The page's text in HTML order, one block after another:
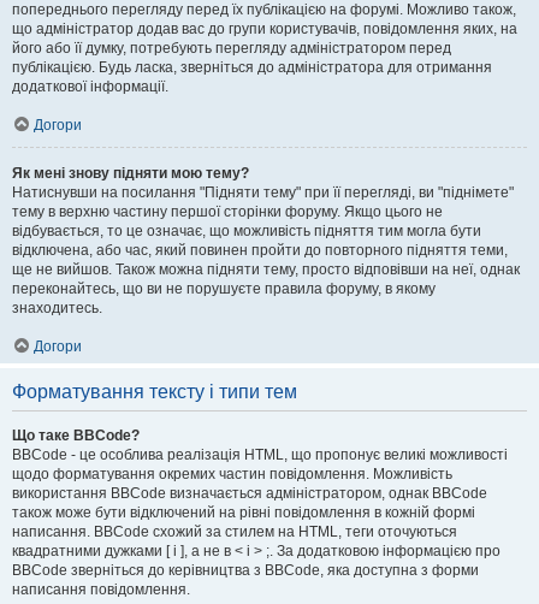
попереднього перегляду перед їх публікацією на форумі. Можливо також,
що адміністратор додав вас до групи користувачів, повідомлення яких, на
його або її думку, потребують перегляду адміністратором перед
публікацією. Будь ласка, зверніться до адміністратора для отримання
додаткової інформації.
Догори
Як мені знову підняти мою тему?
Натиснувши на посилання "Підняти тему" при її перегляді, ви "піднімете"
тему в верхню частину першої сторінки форуму. Якщо цього не
відбувається, то це означає, що можливість підняття тим могла бути
відключена, або час, який повинен пройти до повторного підняття теми,
ще не вийшов. Також можна підняти тему, просто відповівши на неї, однак
переконайтесь, що ви не порушуєте правила форуму, в якому
знаходитесь.
Догори
Форматування тексту і типи тем
Що таке BBCode?
BBCode - це особлива реалізація HTML, що пропонує великі можливості
щодо форматування окремих частин повідомлення. Можливість
використання BBCode визначається адміністратором, однак BBCode
також може бути відключений на рівні повідомлення в кожній формі
написання. BBCode схожий за стилем на HTML, теги оточуються
квадратними дужками [ і ], а не в < і > ;. За додатковою інформацією про
BBCode зверніться до керівництва з BBCode, яка доступна з форми
написання повідомлення.